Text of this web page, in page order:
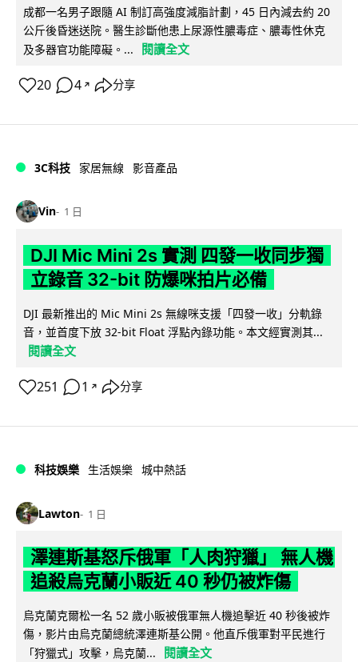
成都一名男子跟隨 AI 制訂高強度減脂計劃，45 日內減去約 20
公斤後昏迷送院。醫生診斷他患上尿源性膿毒症、膿毒性休克
及多器官功能障礙。...
閱讀全文
20 4 ↗ 分享
3C科技 家居無線 影音產品
Vin 1 日
DJI Mic Mini 2s 實測 四發一收同步獨
立錄音 32-bit 防爆咪拍片必備
DJI 最新推出的 Mic Mini 2s 無線咪支援「四發一收」分軌錄
音，並首度下放 32-bit Float 浮點內錄功能。本文經實測其...
閱讀全文
251 1 ↗ 分享
科技娛樂 生活娛樂 城中熱話
Lawton 1 日
澤連斯基怒斥俄軍「人肉狩獵」 無人機
追殺烏克蘭小販近 40 秒仍被炸傷
烏克蘭克爾松一名 52 歲小販被俄軍無人機追擊近 40 秒後被炸
傷，影片由烏克蘭總統澤連斯基公開。他直斥俄軍對平民進行
「狩獵式」攻擊，烏克蘭...
閱讀全文